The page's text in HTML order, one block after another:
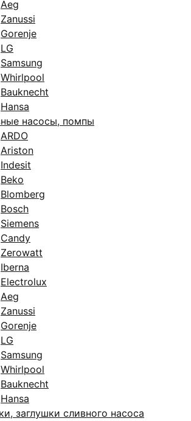
Aeg
Zanussi
Gorenje
LG
Samsung
Whirlpool
Bauknecht
Hansa
насосы, помпы
ARDO
Ariston
Indesit
Beko
Blomberg
Bosch
Siemens
Candy
Zerowatt
Iberna
Electrolux
Aeg
Zanussi
Gorenje
LG
Samsung
Whirlpool
Bauknecht
Hansa
заглушки сливного насоса